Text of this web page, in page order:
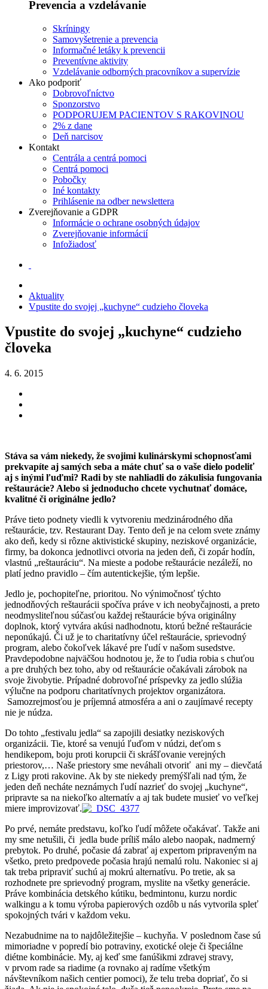
Prevencia a vzdelávanie
Skríningy
Samovyšetrenie a prevencia
Informačné letáky k prevencii
Preventívne aktivity
Vzdelávanie odborných pracovníkov a supervízie
Ako podporiť
Dobrovoľníctvo
Sponzorstvo
PODPORUJEM PACIENTOV S RAKOVINOU
2% z dane
Deň narcisov
Kontakt
Centrála a centrá pomoci
Centrá pomoci
Pobočky
Iné kontakty
Prihlásenie na odber newslettera
Zverejňovanie a GDPR
Informácie o ochrane osobných údajov
Zverejňovanie informácií
Infožiadosť
Aktuality
Vpustite do svojej „kuchyne“ cudzieho človeka
Vpustite do svojej „kuchyne“ cudzieho
človeka
4. 6. 2015
Stáva sa vám niekedy, že svojimi kulinárskymi schopnosťami
prekvapíte aj samých seba a máte chuť sa o vaše dielo podeliť
aj s inými ľuďmi? Radi by ste nahliadli do zákulisia fungovania
reštaurácie? Alebo si jednoducho chcete vychutnať domáce,
kvalitné či originálne jedlo?
Práve tieto podnety viedli k vytvoreniu medzinárodného dňa
reštaurácie, tzv. Restaurant Day. Tento deň je na celom svete známy
ako deň, kedy si rôzne aktivistické skupiny, neziskové organizácie,
firmy, ba dokonca jednotlivci otvoria na jeden deň, či zopár hodín,
vlastnú „reštauráciu“. Na mieste a podobe reštaurácie nezáleží, no
platí jedno pravidlo – čím autentickejšie, tým lepšie.
Jedlo je, pochopiteľne, prioritou. No výnimočnosť týchto
jednodňových reštaurácii spočíva práve v ich neobyčajnosti, a preto
neodmysliteľnou súčasťou každej reštaurácie býva originálny
doplnok, ktorý vytvára akúsi nadhodnotu, ktorú bežné reštaurácie
neponúkajú. Či už je to charitatívny účel reštaurácie, sprievodný
program, alebo čokoľvek lákavé pre ľudí v našom susedstve.
Pravdepodobne najväčšou hodnotou je, že to ľudia robia s chuťou
a pre druhých bez toho, aby od reštaurácie očakávali zárobok na
svoje živobytie. Prípadné dobrovoľné príspevky za jedlo slúžia
výlučne na podporu charitatívnych projektov organizátora.
Samozrejmosťou je príjemná atmosféra a ani o zaujímavé recepty
nie je núdza.
Do tohto „festivalu jedla“ sa zapojili desiatky neziskových
organizácii. Tie, ktoré sa venujú ľuďom v núdzi, deťom s
hendikepom, boju proti korupcii či skrášľovanie verejných
priestorov,… Naše priestory sme neváhali otvoriť ani my – dievčatá
z Ligy proti rakovine. Ak by ste niekedy premýšľali nad tým, že
jeden deň necháte neznámych ľudí nazrieť do svojej „kuchyne“,
pripravte sa na niekoľko alternatív a aj tak budete musieť vo veľkej
miere improvizovať.
Po prvé, nemáte predstavu, koľko ľudí môžete očakávať. Takže ani
my sme netušili, či jedla bude príliš málo alebo naopak, nadmerný
prebytok. Po druhé, počasie dá zabrať aj expertom pripraveným na
všetko, preto predpovede počasia hrajú nemalú rolu. Nakoniec si aj
tak treba pripraviť suchú aj mokrú alternatívu. Po tretie, ak sa
rozhodnete pre sprievodný program, myslite na všetky generácie.
Práve kombinácia detského kútiku, bedmintonu, kurzu nordic
walkingu a k tomu výroba papierových ozdôb u nás vytvorila spleť
spokojných tvári v každom veku.
Nezabudnime na to najdôležitejšie – kuchyňa. V poslednom čase sú
mimoriadne v popredí bio potraviny, exotické oleje či špeciálne
diétne kombinácie. My, aj keď sme fanúšikmi zdravej stravy,
v prvom rade sa riadime (a rovnako aj radíme všetkým
návštevníkom našich centier pomoci), že telu treba dopriať, čo si